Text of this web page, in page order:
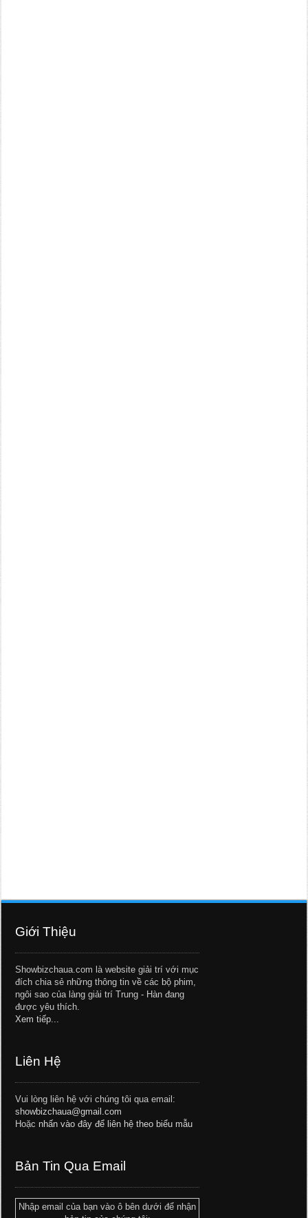
Giới Thiệu
Showbizchaua.com là website giải trí với mục
đích chia sẻ những thông tin về các bộ phim,
ngôi sao của làng giải trí Trung - Hàn đang
được yêu thích.
Xem tiếp...
Liên Hệ
Vui lòng liên hệ với chúng tôi qua email:
showbizchaua@gmail.com
Hoặc nhấn vào đây để liên hệ theo biểu mẫu
Bản Tin Qua Email
Nhập email của bạn vào ô bên dưới để nhận